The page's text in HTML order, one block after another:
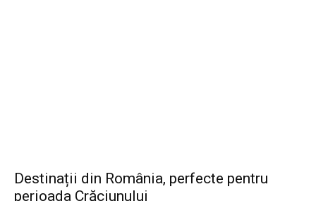
Destinații din România, perfecte pentru
perioada Crăciunului